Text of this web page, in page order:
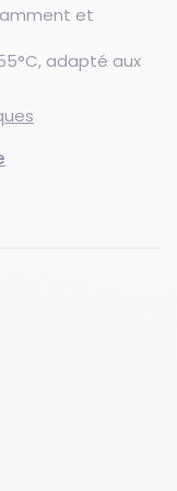
et
adapté aux